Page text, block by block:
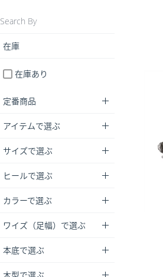
Search By
在庫
在庫あり
定番商品
アイテムで選ぶ
サイズで選ぶ
ヒールで選ぶ
カラーで選ぶ
ワイズ（足幅）で選ぶ
本底で選ぶ
木型で選ぶ